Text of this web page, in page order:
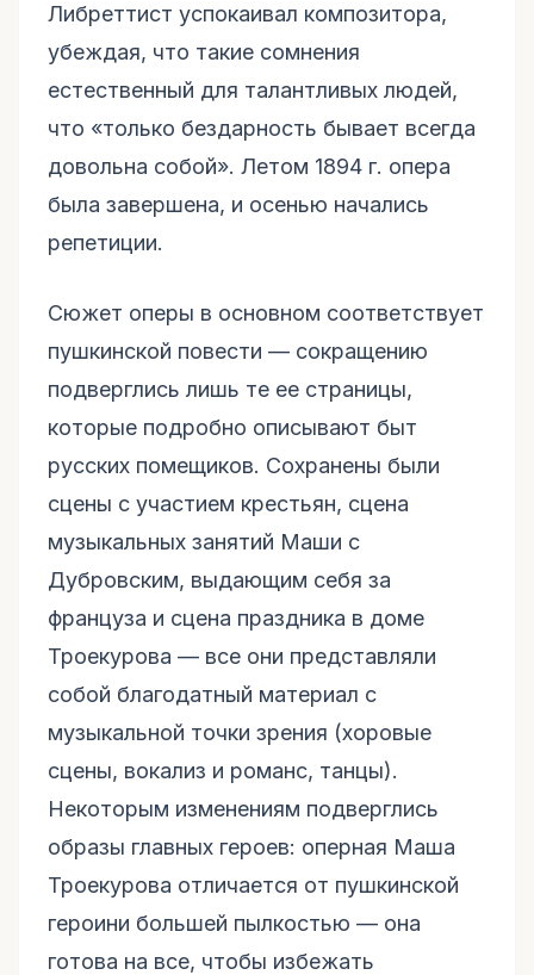
Либреттист успокаивал композитора,
убеждая, что такие сомнения
естественный для талантливых людей,
что «только бездарность бывает всегда
довольна собой». Летом 1894 г. опера
была завершена, и осенью начались
репетиции.
Сюжет оперы в основном соответствует
пушкинской повести — сокращению
подверглись лишь те ее страницы,
которые подробно описывают быт
русских помещиков. Сохранены были
сцены с участием крестьян, сцена
музыкальных занятий Маши с
Дубровским, выдающим себя за
француза и сцена праздника в доме
Троекурова — все они представляли
собой благодатный материал с
музыкальной точки зрения (хоровые
сцены, вокализ и романс, танцы).
Некоторым изменениям подверглись
образы главных героев: оперная Маша
Троекурова отличается от пушкинской
героини большей пылкостью — она
готова на все, чтобы избежать